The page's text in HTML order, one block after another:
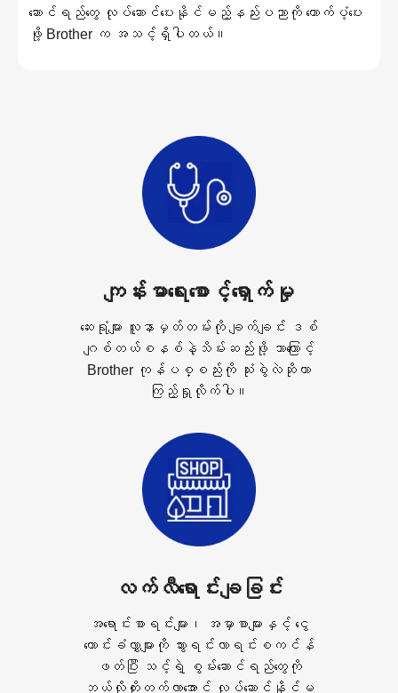
ဆောင်ရည်တွေ လုပ်ဆောင်ပေးနိုင်မည့်နည်းပညာကို ထောက်ပံ့ပေး
ဖို့ Brother က အသင့်ရှိပါတယ်။
ကျန်းမာရေးစောင့်ရှောက်မှု
ဆေးရုံများ လူနာမှတ်တမ်းကို ချက်ချင်း ဒစ်
ဂျစ်တယ်စနစ်နဲ့သိမ်းဆည်းဖို့ ဘာကြောင့်
Brother ကုန်ပစ္စည်းကို သုံးစွဲလဲဆိုတာ
ကြည့်ရှုလိုက်ပါ။
လက်လီရောင်းချခြင်း
အရောင်းစာရင်းများ၊ အမှာစာများနှင့် ငွေ
တောင်းခံလွှာများကို သွားရင်းလာရင်းစကင်န်
ဖတ်ပြီး သင့်ရဲ့ စွမ်းဆောင်ရည်တွေကို
ဘယ်လိုတိုးတက်လာအောင် လုပ်ဆောင်နိုင်မ